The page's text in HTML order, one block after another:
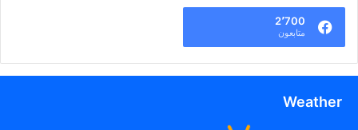
2٬700
متابعون
Weather